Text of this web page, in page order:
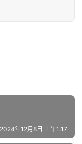
2024年12月8日 上午1:17